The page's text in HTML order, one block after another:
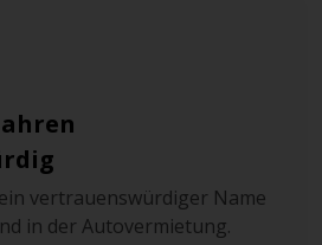
vertrauenswürdiger Name
in der Autovermietung.